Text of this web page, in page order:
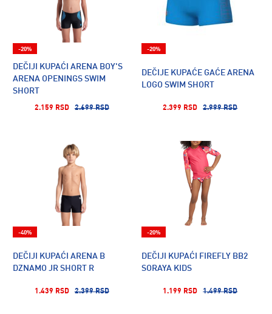
DEČIJI KUPAĆI ARENA BOY'S
ARENA OPENINGS SWIM
SHORT
2.159 RSD 2.699 RSD
-20%
DEČIJE KUPAĆE GAĆE ARENA
LOGO SWIM SHORT
2.399 RSD 2.999 RSD
-20%
DEČIJI KUPAĆI ARENA B
DZNAMO JR SHORT R
1.439 RSD 2.399 RSD
-40%
DEČIJI KUPAĆI FIREFLY BB2
SORAYA KIDS
1.199 RSD 1.499 RSD
-20%